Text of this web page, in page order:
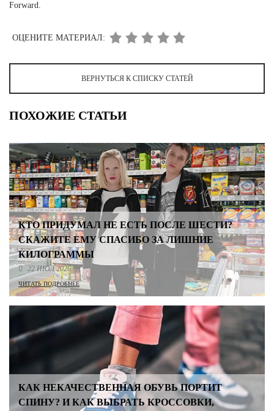
Forward.
ОЦЕНИТЕ МАТЕРИАЛ:
ВЕРНУТЬСЯ К СПИСКУ СТАТЕЙ
ПОХОЖИЕ СТАТЬИ
КТО ПРИДУМАЛ НЕ ЕСТЬ ПОСЛЕ ШЕСТИ?
СКАЖИТЕ ЕМУ СПАСИБО ЗА ЛИШНИЕ
КИЛОГРАММЫ
22 ИЮЛ 2026
ЧИТАТЬ ПОДРОБНЕЕ
КАК НЕКАЧЕСТВЕННАЯ ОБУВЬ ПОРТИТ
СПИНУ? И КАК ВЫБРАТЬ КРОССОВКИ,